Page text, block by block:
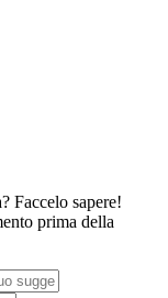
Faccelo sapere!
prima della